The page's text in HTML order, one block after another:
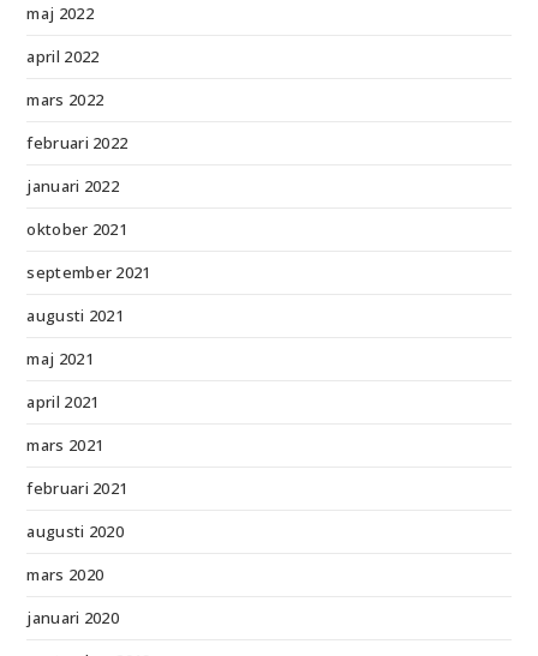
maj 2022
april 2022
mars 2022
februari 2022
januari 2022
oktober 2021
september 2021
augusti 2021
maj 2021
april 2021
mars 2021
februari 2021
augusti 2020
mars 2020
januari 2020